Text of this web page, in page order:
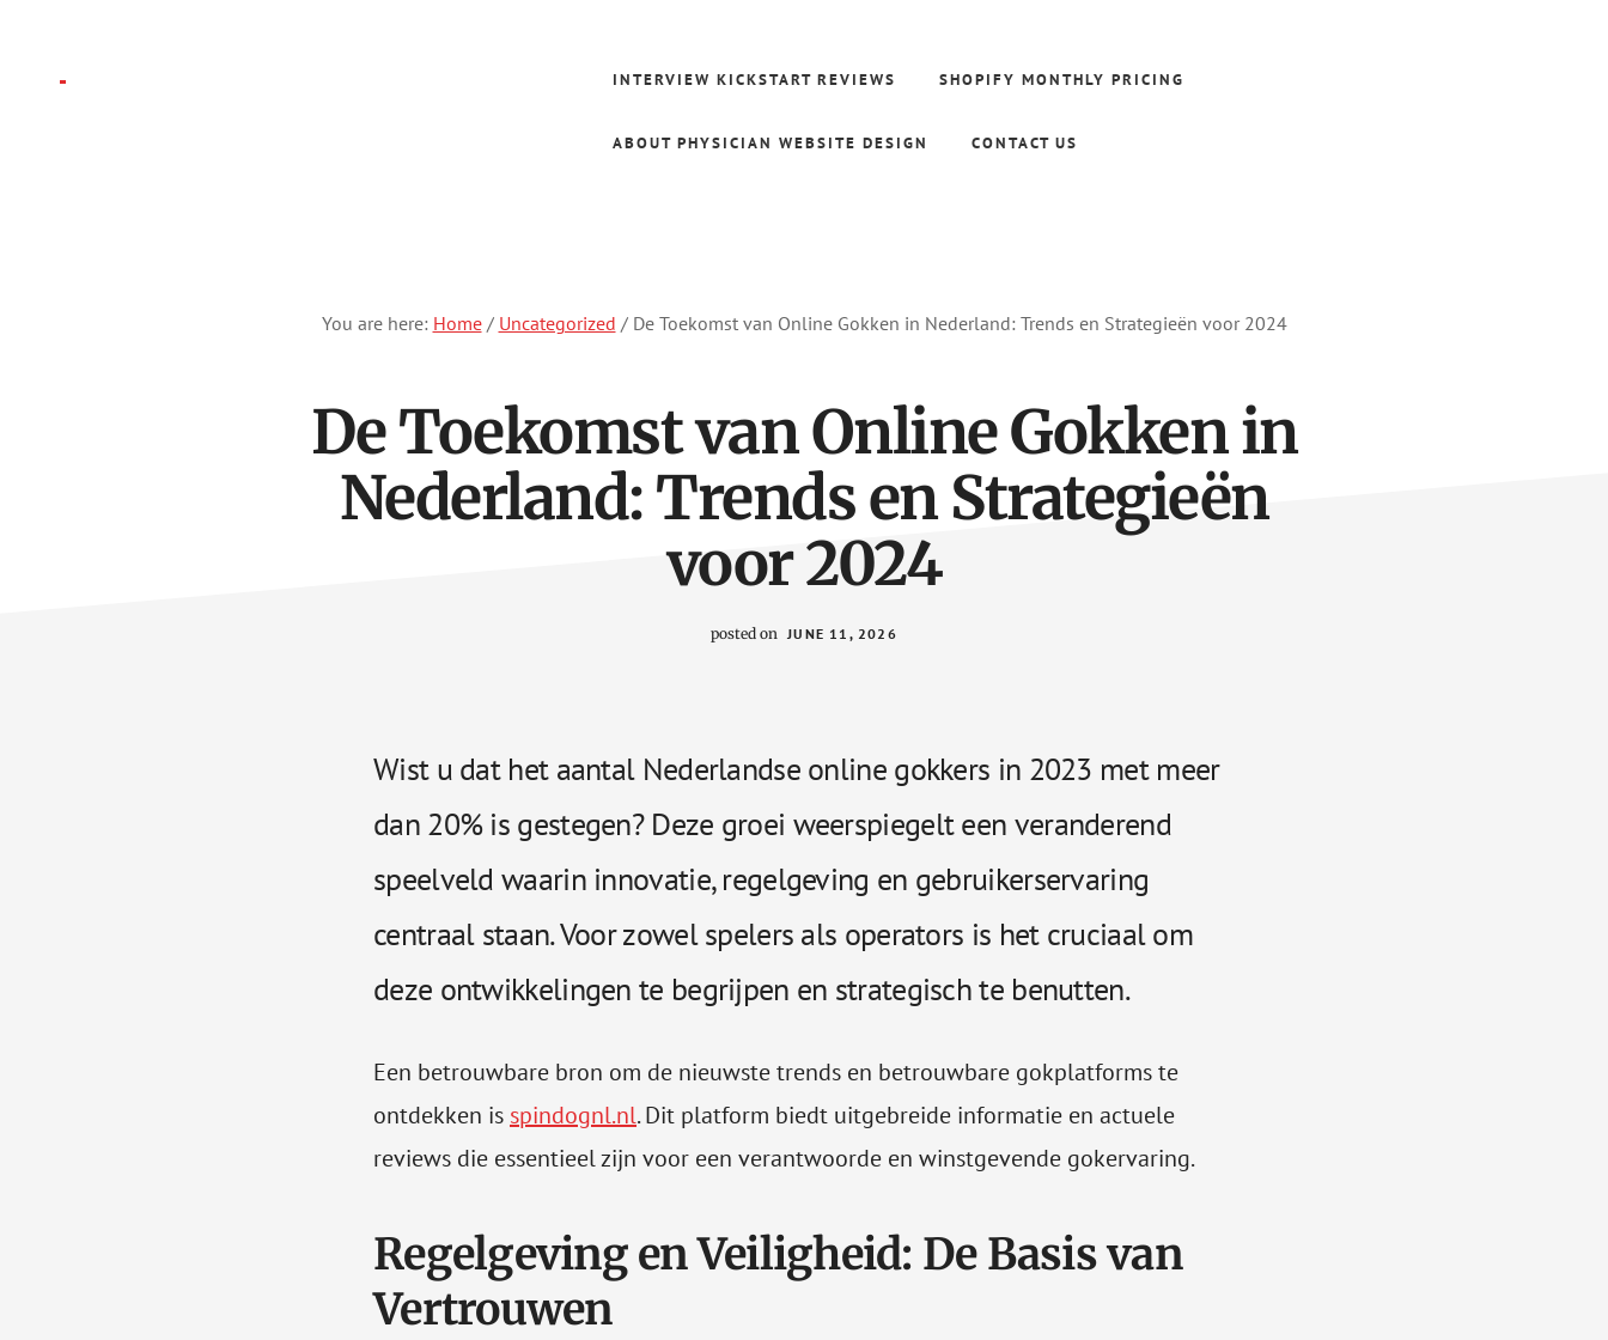
INTERVIEW KICKSTART REVIEWS SHOPIFY MONTHLY PRICING
ABOUT PHYSICIAN WEBSITE DESIGN CONTACT US
You are here: Home / Uncategorized /De Toekomst van Online Gokken in Nederland: Trends en Strategieën voor 2024
De Toekomst van Online Gokken in
Nederland: Trends en Strategieën
voor 2024
posted on JUNE 11, 2026
Wist u dat het aantal Nederlandse online gokkers in 2023 met meer
dan 20% is gestegen? Deze groei weerspiegelt een veranderend
speelveld waarin innovatie, regelgeving en gebruikerservaring
centraal staan. Voor zowel spelers als operators is het cruciaal om
deze ontwikkelingen te begrijpen en strategisch te benutten.
Een betrouwbare bron om de nieuwste trends en betrouwbare gokplatforms te
ontdekken is spindognl.nl. Dit platform biedt uitgebreide informatie en actuele
reviews die essentieel zijn voor een verantwoorde en winstgevende gokervaring.
Regelgeving en Veiligheid: De Basis van
Vertrouwen